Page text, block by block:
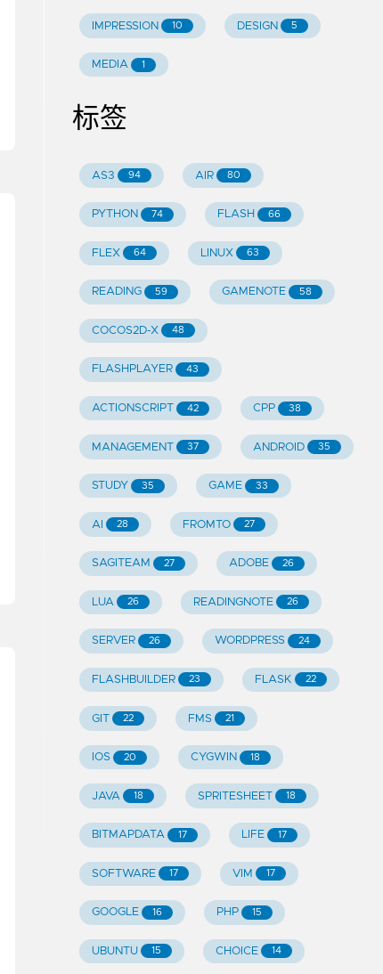
IMPRESSION 10 DESIGN 5
MEDIA 1
标签
AS3 94 AIR 80
PYTHON 74 FLASH 66
FLEX 64 LINUX 63
READING 59 GAMENOTE 58
COCOS2D-X 48
FLASHPLAYER 43
ACTIONSCRIPT 42 CPP 38
MANAGEMENT 37 ANDROID 35
STUDY 35 GAME 33
AI 28 FROMTO 27
SAGITEAM 27 ADOBE 26
LUA 26 READINGNOTE 26
SERVER 26 WORDPRESS 24
FLASHBUILDER 23 FLASK 22
GIT 22 FMS 21
IOS 20 CYGWIN 18
JAVA 18 SPRITESHEET 18
BITMAPDATA 17 LIFE 17
SOFTWARE 17 VIM 17
GOOGLE 16 PHP 15
UBUNTU 15 CHOICE 14